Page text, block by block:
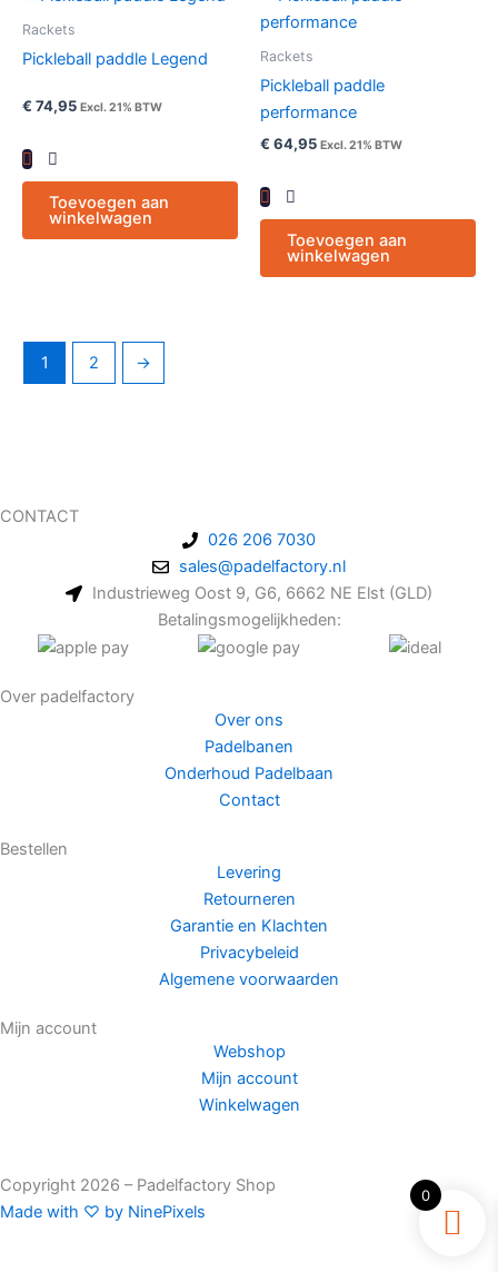
Rackets
Pickleball paddle Legend
€ 74,95 Excl. 21% BTW
Toevoegen aan
winkelwagen
Rackets
Pickleball paddle
performance
€ 64,95 Excl. 21% BTW
Toevoegen aan
winkelwagen
1 2 →
CONTACT
026 206 7030
sales@padelfactory.nl
Industrieweg Oost 9, G6, 6662 NE Elst (GLD)
Betalingsmogelijkheden:
Over padelfactory
Over ons
Padelbanen
Onderhoud Padelbaan
Contact
Bestellen
Levering
Retourneren
Garantie en Klachten
Privacybeleid
Algemene voorwaarden
Mijn account
Webshop
Mijn account
Winkelwagen
Copyright 2026 – Padelfactory Shop
Made with ♡ by NinePixels
0